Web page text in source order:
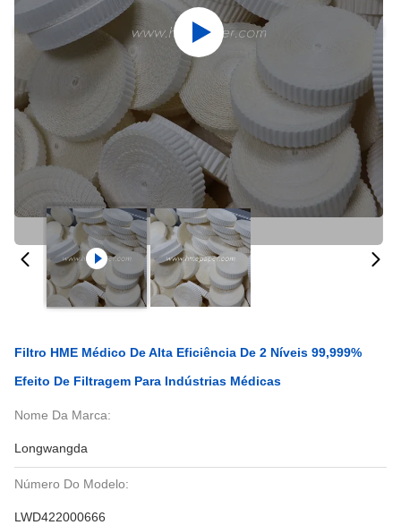
Filtro HME Médico De Alta Eficiência De 2 Níveis 99,999%
Efeito De Filtragem Para Indústrias Médicas
Nome Da Marca:
Longwangda
Número Do Modelo:
LWD422000666